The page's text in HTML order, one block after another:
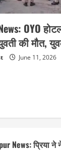
OYO
की मौत,
June 11, 2026
News: प्रिया